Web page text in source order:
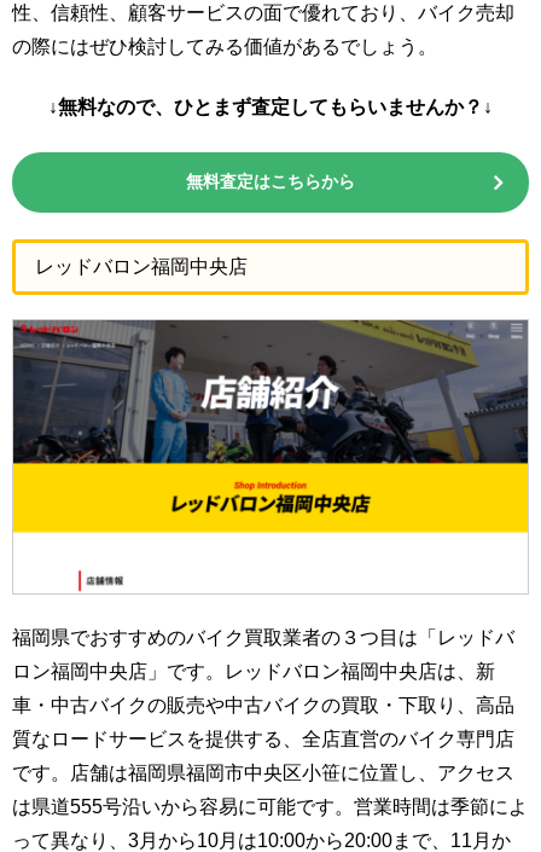
性、信頼性、顧客サービスの面で優れており、バイク売却
の際にはぜひ検討してみる価値があるでしょう。
↓無料なので、ひとまず査定してもらいませんか？↓
無料査定はこちらから
レッドバロン福岡中央店
福岡県でおすすめのバイク買取業者の３つ目は「レッドバ
ロン福岡中央店」です。レッドバロン福岡中央店は、新
車・中古バイクの販売や中古バイクの買取・下取り、高品
質なロードサービスを提供する、全店直営のバイク専門店
です。店舗は福岡県福岡市中央区小笹に位置し、アクセス
は県道555号沿いから容易に可能です。営業時間は季節によ
って異なり、3月から10月は10:00から20:00まで、11月か